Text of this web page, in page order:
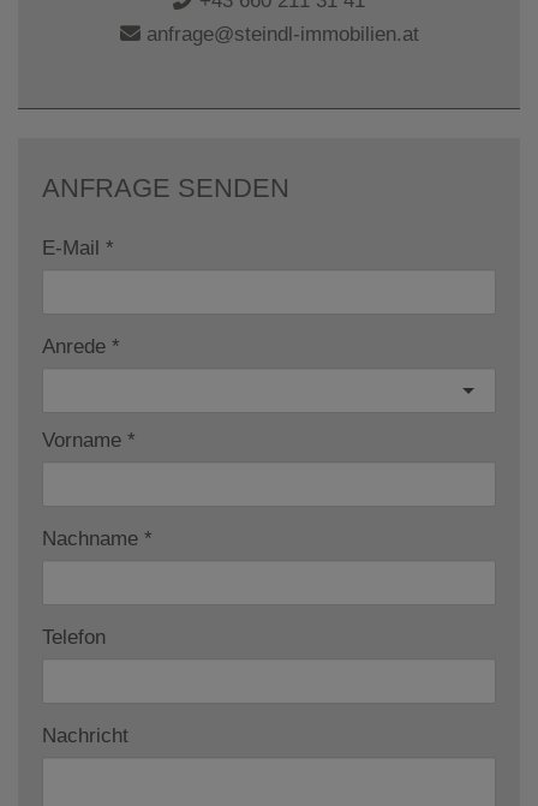
anfrage@steindl-immobilien.at
ANFRAGE SENDEN
E-Mail
Anrede
Vorname
Nachname
Telefon
Nachricht